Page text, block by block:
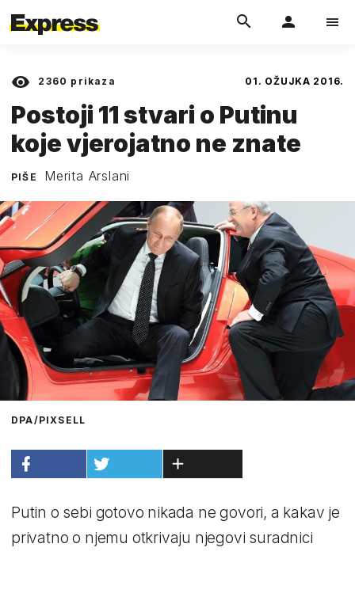
2360 prikaza 01. OŽUJKA 2016.
Postoji 11 stvari o Putinu
koje vjerojatno ne znate
PIŠE Merita Arslani
DPA/PIXSELL
Putin o sebi gotovo nikada ne govori, a kakav je
privatno o njemu otkrivaju njegovi suradnici